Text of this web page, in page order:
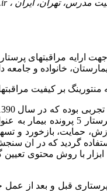
مدرس، تهران، ایران ،
جهت ارایه مراقبتهای
خانواده و جامعه
منتورینگ بر کیفیت
تصادفی 10 پرستار و به
حمایت، بازخورد و
گردید که در ان
ابزار با روش محتوی
قبل و بعد از عمل